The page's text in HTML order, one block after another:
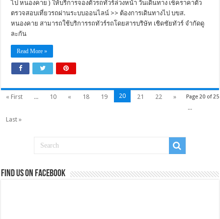
ไป หนองคาย ) ให้บริการจองตั๋วรถทัวร์ล่วงหน้า วันเดินทาง เช็คราคาตั๋ว
ตรวจสอบเที่ยวรถผ่านระบบออนไลน์ >> ต้องการเดินทางไป บขส.
หนองคาย สามารถใช้บริการรถทัวร์รถโดยสารบริษัท เชิดชัยทัวร์ จำกัดดู
ละกัน
Read More »
Page 20 of 25
« First ... 10 « 18 19 20 21 22
»
...
Last »
Find us on Facebook